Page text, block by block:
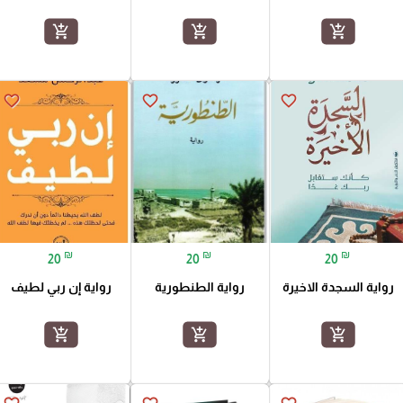
add_shopping_cart
add_shopping_cart
add_shopping_cart
favorite_border
20 ₪
رواية السجدة الاخيرة
add_shopping_cart
favorite_border
20 ₪
رواية الطنطورية
add_shopping_cart
favorite_border
20 ₪
رواية إن ربي لطيف
add_shopping_cart